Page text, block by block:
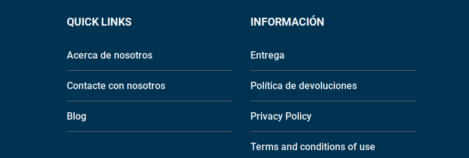
QUICK LINKS
Acerca de nosotros
Contacte con nosotros
Blog
INFORMACIÓN
Entrega
Política de devoluciones
Privacy Policy
Terms and conditions of use